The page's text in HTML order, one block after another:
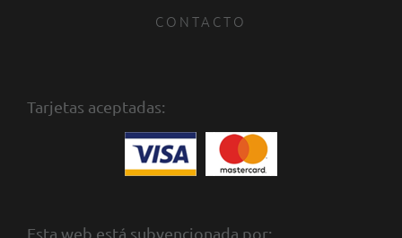
CONTACTO
Tarjetas aceptadas:
Esta web está subvencionada por: